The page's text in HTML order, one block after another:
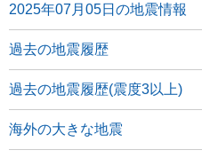
2025年07月05日の地震情報
過去の地震履歴
過去の地震履歴(震度3以上)
海外の大きな地震